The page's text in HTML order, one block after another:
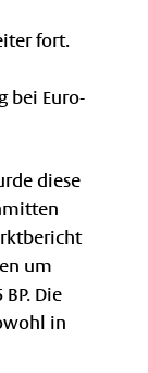
fort.
bei Euro-
diese
um
Die
in